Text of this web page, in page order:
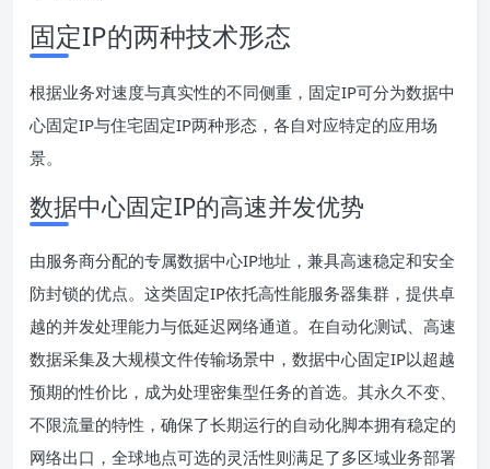
固定IP的两种技术形态
根据业务对速度与真实性的不同侧重，固定IP可分为数据中
心固定IP与住宅固定IP两种形态，各自对应特定的应用场
景。
数据中心固定IP的高速并发优势
由服务商分配的专属数据中心IP地址，兼具高速稳定和安全
防封锁的优点。这类固定IP依托高性能服务器集群，提供卓
越的并发处理能力与低延迟网络通道。在自动化测试、高速
数据采集及大规模文件传输场景中，数据中心固定IP以超越
预期的性价比，成为处理密集型任务的首选。其永久不变、
不限流量的特性，确保了长期运行的自动化脚本拥有稳定的
网络出口，全球地点可选的灵活性则满足了多区域业务部署